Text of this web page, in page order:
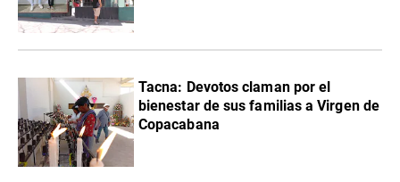
Tacna: Devotos claman por el
bienestar de sus familias a Virgen de
Copacabana